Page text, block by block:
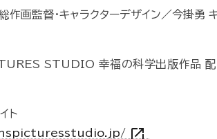
画監督・キャラクターデザイン／今掛勇
STUDIO 幸福の科学出版作品
ト
open_in_new